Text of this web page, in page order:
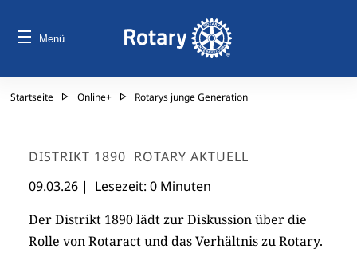
Menü
Startseite Online+ Rotarys junge Generation
DISTRIKT 1890 ROTARY AKTUELL
09.03.26 | Lesezeit: 0 Minuten
Der Distrikt 1890 lädt zur Diskussion über die
Rolle von Rotaract und das Verhältnis zu Rotary.